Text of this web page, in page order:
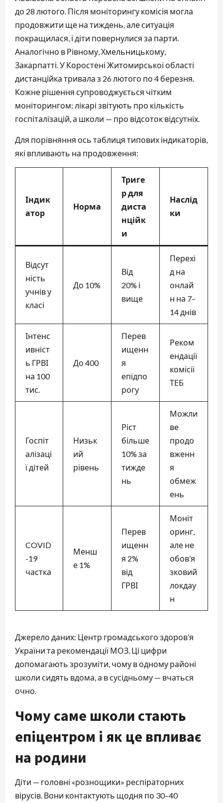
до 28 лютого. Після моніторингу комісія могла
продовжити ще на тиждень, але ситуація
покращилася, і діти повернулися за парти.
Аналогічно в Рівному, Хмельницькому,
Закарпатті. У Коростені Житомирської області
дистанційка тривала з 26 лютого по 4 березня.
Кожне рішення супроводжується чітким
моніторингом: лікарі звітують про кількість
госпіталізацій, а школи — про відсоток відсутніх.
Для порівняння ось таблиця типових індикаторів,
які впливають на продовження:
Індик
атор
Норма
Триге
р для
диста
нційк
и
Наслід
ки
Відсут
ність
учнів у
класі
До 10%
Від
20% і
вище
Перехі
д на
онлай
н на 7–
14 днів
Інтенс
ивніст
ь ГРВІ
на 100
тис.
До 400
Перев
ищенн
я
епідпо
рогу
Реком
ендації
комісії
ТЕБ
Госпіт
алізаці
ї дітей
Низьк
ий
рівень
Ріст
більше
10% за
тижде
нь
Можли
ве
продо
вженн
я
обмеж
ень
COVID
-19
частка
Менш
е 1%
Перев
ищенн
я 2%
від
ГРВІ
Моніт
оринг,
але не
обов’я
зковий
локдау
н
Джерело даних: Центр громадського здоров’я
України та рекомендації МОЗ. Ці цифри
допомагають зрозуміти, чому в одному районі
школи сидять вдома, а в сусідньому — вчаться
очно.
Чому саме школи стають
епіцентром і як це впливає
на родини
Діти — головні «рознощики» респіраторних
вірусів. Вони контактують щодня по 30–40